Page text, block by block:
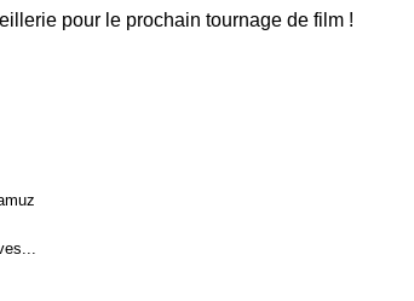
pour le prochain tournage de film !